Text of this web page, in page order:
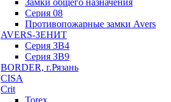
Замки общего назначения
Серия 08
Противопожарные замки Avers
AVERS-ЗЕНИТ
Серия ЗВ4
Серия ЗВ9
BORDER, г.Рязань
CISA
Crit
Torex